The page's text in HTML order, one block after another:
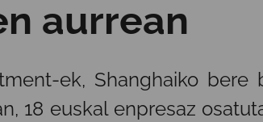
aurrean
ek, Shanghaiko bere
18 euskal enpresaz